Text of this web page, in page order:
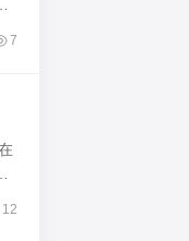
7
12